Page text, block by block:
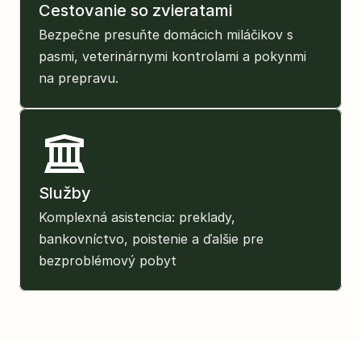
Cestovanie so zvieratami
Bezpečne presuňte domácich miláčikov s
pasmi, veterinárnymi kontrolami a pokynmi
na prepravu.
Služby
Komplexná asistencia: preklady,
bankovníctvo, poistenie a ďalšie pre
bezproblémový pobyt